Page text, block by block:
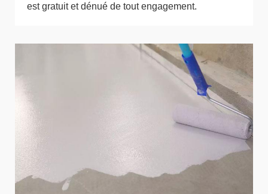
est gratuit et dénué de tout engagement.